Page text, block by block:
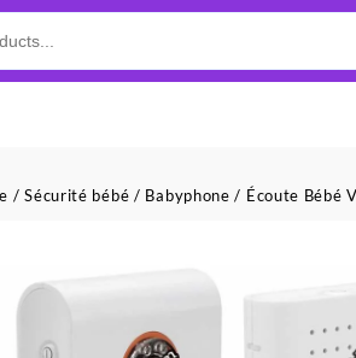
/Sécurité bébé / Babyphone / Écoute Bébé